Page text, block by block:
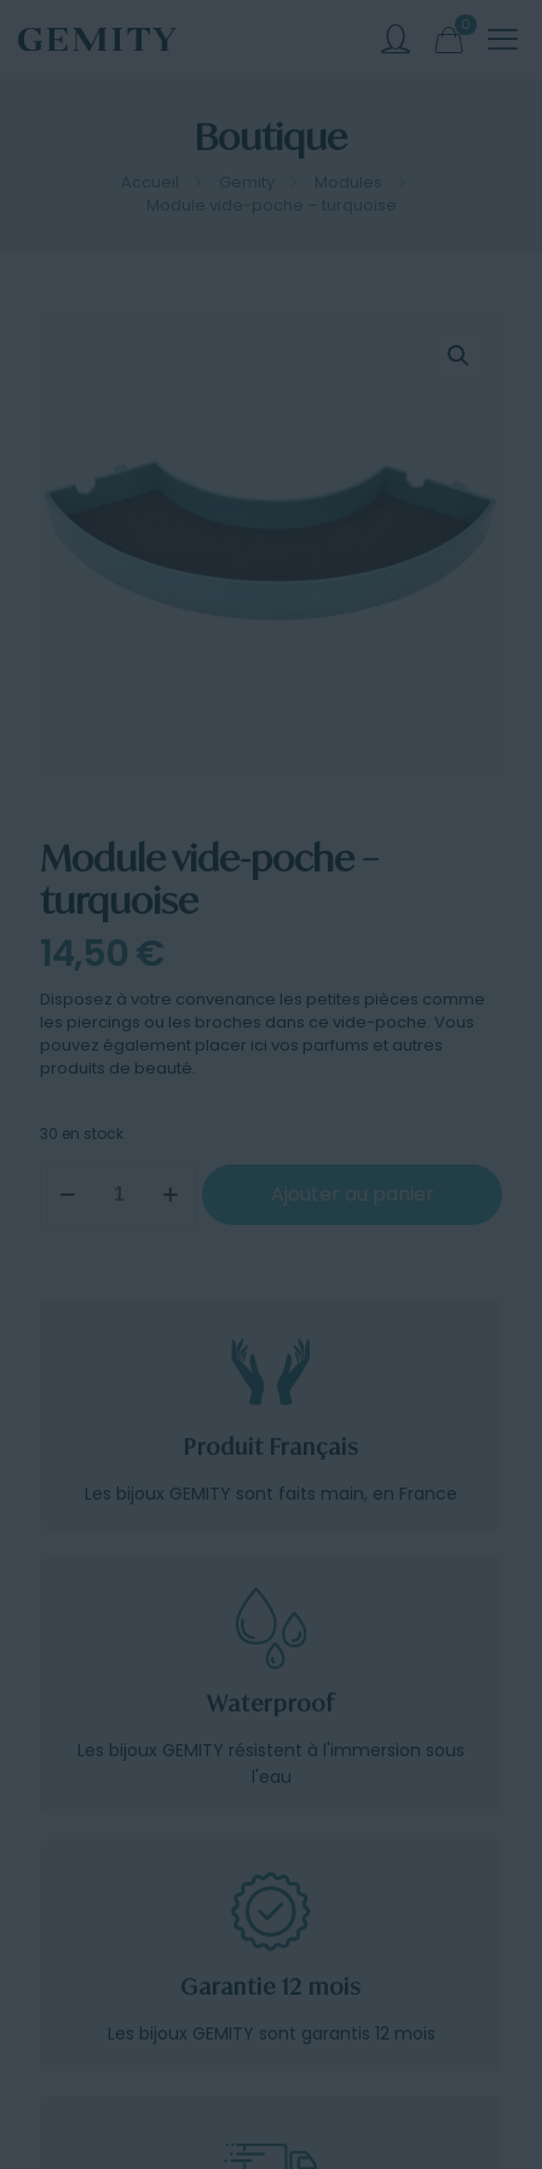
0
Boutique
Module vide-poche –
turquoise
14,50€
Disposez à votre convenance les petites pièces comme
les piercings ou les broches dans ce vide-poche. Vous
pouvez également placer ici vos parfums et autres
produits de beauté.
30 en stock
Ajouter au panier
Produit Français
Les bijoux GEMITY sont faits main, en France
Waterproof
Les bijoux GEMITY résistent à l'immersion sous
l'eau
Garantie 12 mois
Les bijoux GEMITY sont garantis 12 mois